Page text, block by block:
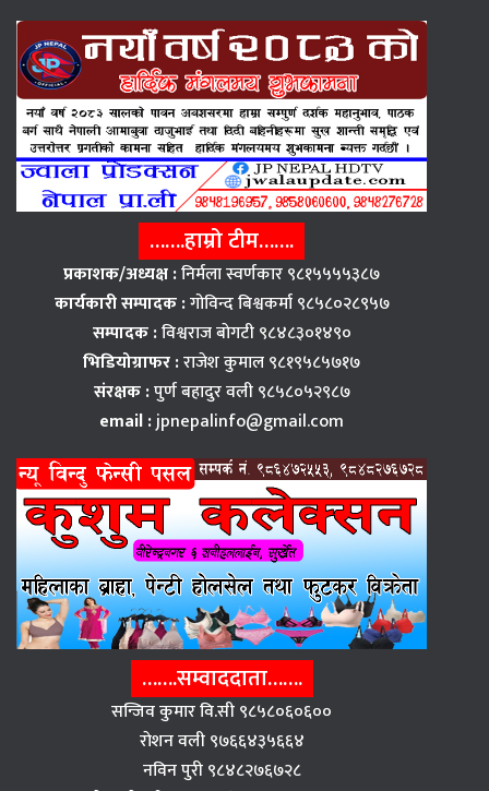
…….हाम्रो टीम…….
प्रकाशक/अध्यक्ष :निर्मला स्वर्णकार ९८१५५५५३८७
कार्यकारी सम्पादक :गोविन्द बिश्वकर्मा ९८५८०२८९५७
सम्पादक :विश्वराज बाेगटी ९८४८३०१४९०
भिडियोग्राफर :राजेश कुमाल ९८१९५८५७१७
संरक्षक :पुर्ण बहादुर वली ९८५८०५२९८७
email :jpnepalinfo@gmail.com
…….सम्वाददाता…….
सन्जिव कुमार वि.सी ९८५८०६०६००
राेशन वली ९७६६४३५६६४
नविन पुरी ९८४८२७६७२८